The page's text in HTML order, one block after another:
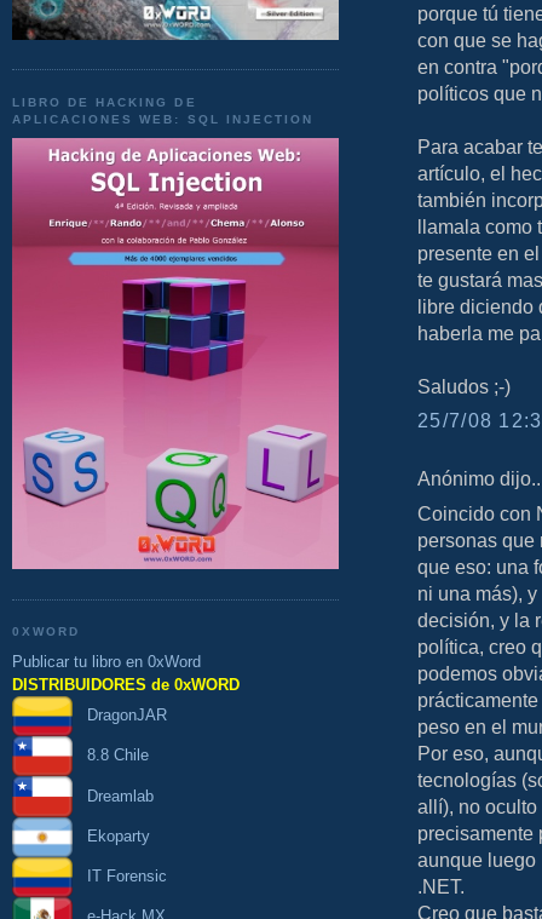
LIBRO DE HACKING DE
APLICACIONES WEB: SQL INJECTION
0XWORD
Publicar tu libro en 0xWord
DISTRIBUIDORES de 0xWORD
DragonJAR
8.8 Chile
Dreamlab
Ekoparty
IT Forensic
porque tú
con que se
en contra
políticos que
Para acabar
artículo, el
también
llamala
presente en
te gustará
libre diciendo
haberla me
Saludos ;-)
25/7/08
Anónimo
Coincido con
personas que
que eso: una
ni una más),
decisión, y la
política, creo
podemos
peso en el
Por eso,
tecnologías
allí), no
precisamente
aunque luego
.NET.
Creo que